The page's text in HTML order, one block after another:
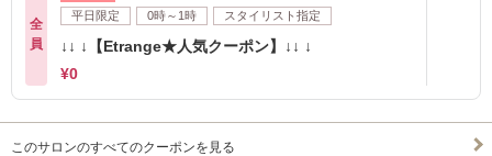
全
員
平日限定 0時～1時 スタイリスト指定
↓↓ ↓【Etrange★人気クーポン】↓↓ ↓
¥0
このサロンのすべてのクーポンを見る